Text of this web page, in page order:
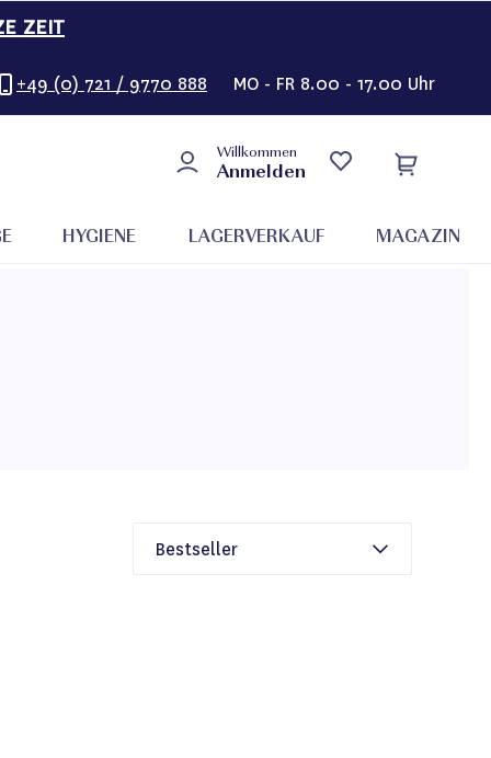
ZEIT
+49 (0) 721 / 9770 888 MO - FR 8.00 - 17.00 Uhr
Willkommen
Anmelden
HYGIENE LAGERVERKAUF MAGAZIN